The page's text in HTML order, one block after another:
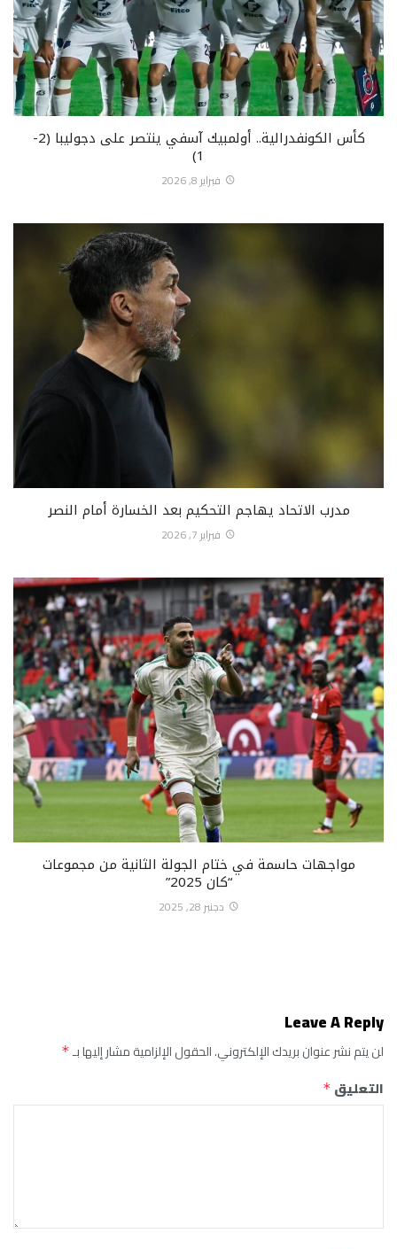
كأس الكونفدرالية.. أولمبيك آسفي ينتصر على دجوليبا (2-
1)
فبراير 8, 2026
مدرب الاتحاد يهاجم التحكيم بعد الخسارة أمام النصر
فبراير 7, 2026
مواجهات حاسمة في ختام الجولة الثانية من مجموعات
“كان 2025”
دجنبر 28, 2025
Leave A Reply
لن يتم نشر عنوان بريدك الإلكتروني.الحقول الإلزامية مشار إليها بـ*
التعليق *